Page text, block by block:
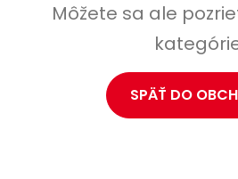
Môžete sa ale
SPÄŤ DO